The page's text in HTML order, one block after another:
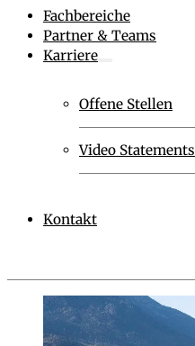
Fachbereiche
Partner & Teams
Karriere
Offene Stellen
Video Statements
Kontakt